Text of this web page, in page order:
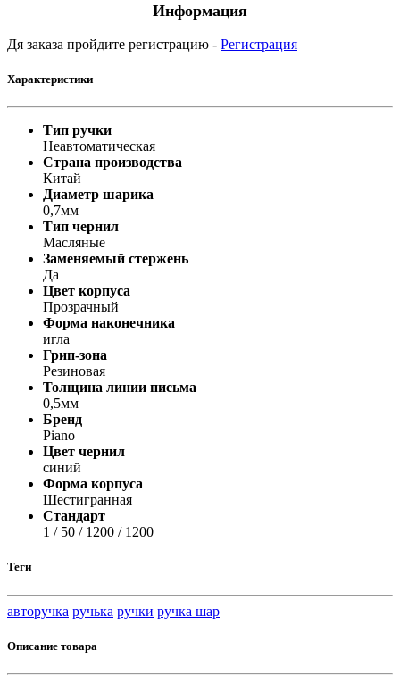
Информация
Дя заказа пройдите регистрацию - Регистрация
Характеристики
Тип ручки
Неавтоматическая
Страна производства
Китай
Диаметр шарика
0,7мм
Тип чернил
Масляные
Заменяемый стержень
Да
Цвет корпуса
Прозрачный
Форма наконечника
игла
Грип-зона
Резиновая
Толщина линии письма
0,5мм
Бренд
Piano
Цвет чернил
синий
Форма корпуса
Шестигранная
Стандарт
1 / 50 / 1200 / 1200
Теги
авторучка ручька ручки ручка шар
Описание товара